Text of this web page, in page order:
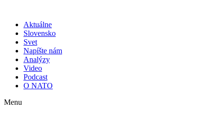
contentAktuálne
Slovensko
Svet
Napíšte nám
Analýzy
Video
Podcast
O NATO
Menu